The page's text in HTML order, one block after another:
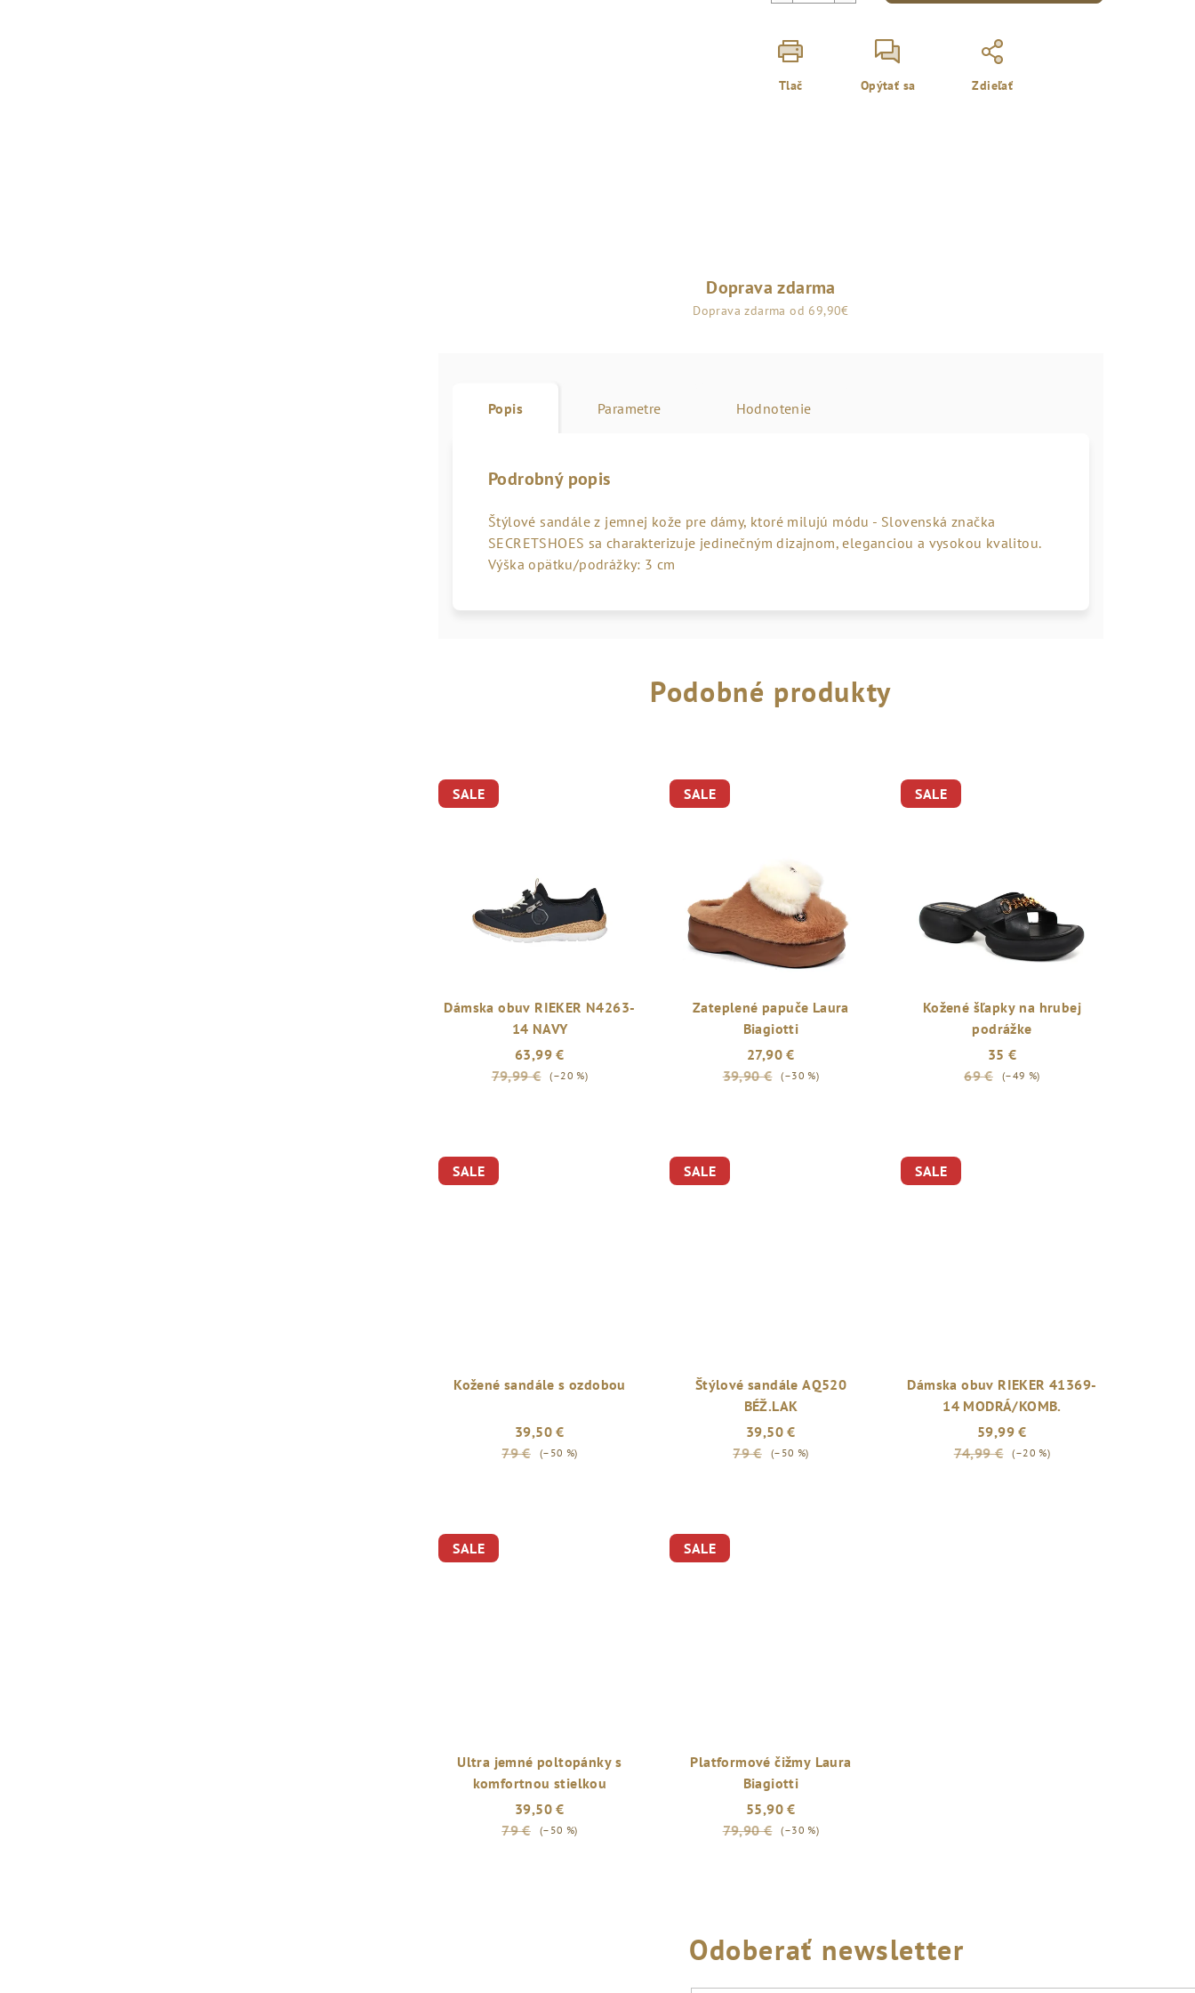
Tlač Opýtať sa Zdieľať
Doprava zdarma
Doprava zdarma od 69,90€
Popis Parametre Hodnotenie
Podrobný popis
Štýlové sandále z jemnej kože pre dámy, ktoré milujú módu - Slovenská značka
SECRETSHOES sa charakterizuje jedinečným dizajnom, eleganciou a vysokou kvalitou.
Výška opätku/podrážky: 3 cm
Podobné produkty
SALE
Dámska obuv RIEKER N4263-
14 NAVY
63,99 €
79,99 €
(–20 %)
SALE
Zateplené papuče Laura
Biagiotti
27,90 €
39,90 €
(–30 %)
SALE
Kožené šľapky na hrubej
podrážke
35 €
69 €
(–49 %)
SALE
Kožené sandále s ozdobou
39,50 €
79 €
(–50 %)
SALE
Štýlové sandále AQ520
BÉŽ.LAK
39,50 €
79 €
(–50 %)
SALE
Dámska obuv RIEKER 41369-
14 MODRÁ/KOMB.
59,99 €
74,99 €
(–20 %)
SALE
Ultra jemné poltopánky s
komfortnou stielkou
39,50 €
79 €
(–50 %)
SALE
Platformové čižmy Laura
Biagiotti
55,90 €
79,90 €
(–30 %)
Odoberať newsletter